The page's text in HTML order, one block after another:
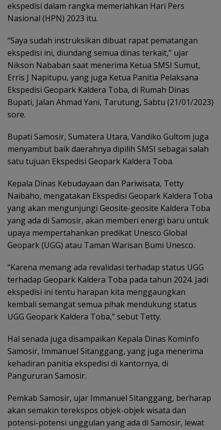
ekspedisi dalam rangka memeriahkan Hari Pers
Nasional (HPN) 2023 itu.
“Saya sudah instruksikan dibuat rapat pematangan
ekspedisi ini, diundang semua dinas terkait,” ujar
Nikson Nababan saat menerima Ketua SMSI Sumut,
Erris J Napitupu, yang juga Ketua Panitia Pelaksana
Ekspedisi Geopark Kaldera Toba, di Rumah Dinas
Bupati, Jalan Ahmad Yani, Tarutung, Sabtu (21/01/2023)
sore.
Bupati Samosir, Sumatera Utara, Vandiko Gultom juga
menyambut baik daerahnya dipilih SMSI sebagai salah
satu tujuan Ekspedisi Geopark Kaldera Toba.
Kepala Dinas Kebudayaan dan Pariwisata, Tetty
Naibaho, mengatakan Ekspedisi Geopark Kaldera Toba
yang akan mengunjungi Geosite-geosite Kaldera Toba
yang ada di Samosir, akan memberi energi baru untuk
upaya mempertahankan predikat Unesco Global
Geopark (UGG) atau Taman Warisan Bumi Unesco.
“Karena memang ada revalidasi terhadap status UGG
terhadap Geopark Kaldera Toba pada tahun 2024. Jadi
ekspedisi ini tentu harapan kita menggaungkan
kembali semangat semua pihak mendukung status
UGG Geopark Kaldera Toba,” sebut Tetty.
Hal senada juga disampaikan Kepala Dinas Kominfo
Samosir, Immanuel Sitanggang, yang juga menerima
kehadiran panitia ekspedisi di kantornya, di
Pangururan Samosir.
Pemkab Samosir, ujar Immanuel Sitanggang, berharap
akan semakin terekspos objek-objek wisata dan
potensi-potensi unggulan yang ada di Samosir, lewat